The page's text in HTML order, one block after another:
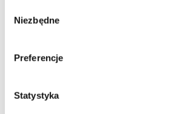
zgody
Niezbędne
Preferencje
Statystyka
Jakie są korzyści z rejestracji